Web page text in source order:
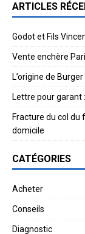
ARTICLES
Godot et Fils
Vente enchère
L’origine de
Lettre pour garant
Fracture du col
domicile
CATÉGORIES
Acheter
Conseils
Diagnostic